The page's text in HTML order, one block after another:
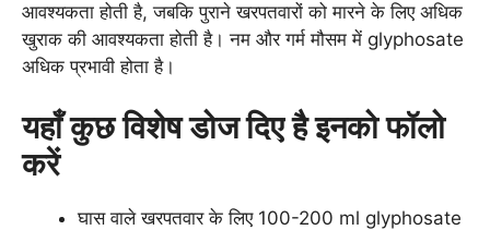
आवश्यकता होती है, जबकि पुराने खरपतवारों को मारने के लिए अधिक
खुराक की आवश्यकता होती है। नम और गर्म मौसम में glyphosate
अधिक प्रभावी होता है।
यहाँ कुछ विशेष डोज दिए है इनको फॉलो
करें
घास वाले खरपतवार के लिए 100-200 ml glyphosate